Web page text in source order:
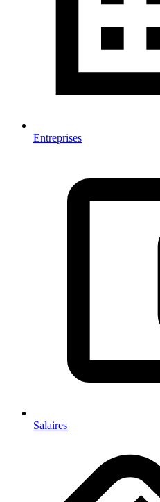
Entreprises
Salaires